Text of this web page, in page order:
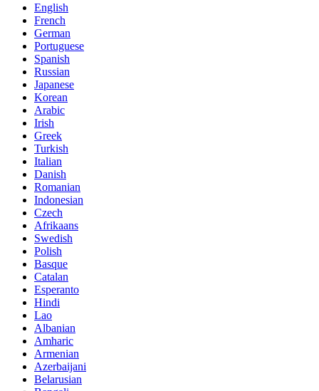
English
French
German
Portuguese
Spanish
Russian
Japanese
Korean
Arabic
Irish
Greek
Turkish
Italian
Danish
Romanian
Indonesian
Czech
Afrikaans
Swedish
Polish
Basque
Catalan
Esperanto
Hindi
Lao
Albanian
Amharic
Armenian
Azerbaijani
Belarusian